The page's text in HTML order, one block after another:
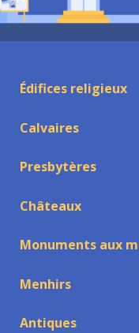
Édifices religieux
Calvaires
Presbytères
Châteaux
Monuments aux
Menhirs
Antiques